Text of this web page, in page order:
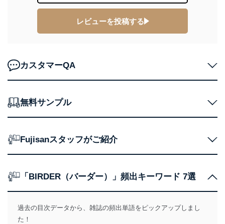
当社カスタマーQ＆
Aサービス利用者
の確認のため
ｅメール等によるカスタマーQ＆A
サイトのサービス内容のご案内の
ため
4
採用選考、ご連絡のため
5
人情報
6
定期購読サービス
ル等による商品、
7
SNS公式アカウン
トに登録された方
の個人情報
当社のサービス利用状況の把握お
よびその分析のため
お問い合わせ対応、トラブル対
質向上のため
レビューを投稿する
カスタマーQA
無料サンプル
Fujisanスタッフがご紹介
「BIRDER（バーダー）」頻出キーワード 7選
過去の目次データから、雑誌の頻出単語をピックアップしまし
た！